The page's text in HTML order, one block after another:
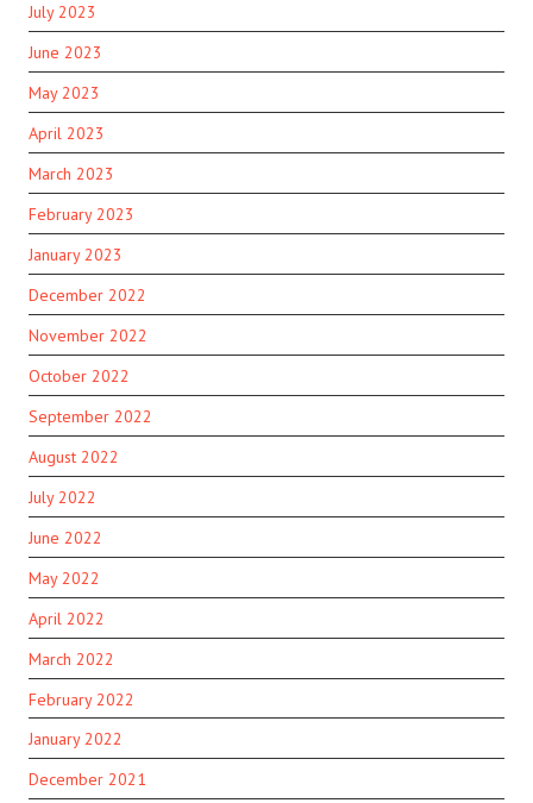
July 2023
June 2023
May 2023
April 2023
March 2023
February 2023
January 2023
December 2022
November 2022
October 2022
September 2022
August 2022
July 2022
June 2022
May 2022
April 2022
March 2022
February 2022
January 2022
December 2021